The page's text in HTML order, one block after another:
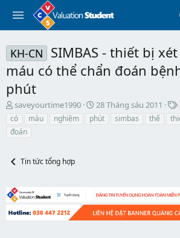
KH-CN
SIMBAS - thiết bị
máu có thể chẩn đoán
phút
T
h
r
e
d
a
r
t
saveyourtime1990
N
g
ầ
u
28 Tháng sáu 2011
có
màu nghiệm phút simbas thế
đoán
Tin tức tổng hợp